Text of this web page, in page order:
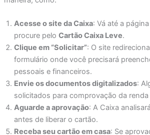
Acesse o site da Caixa: Vá até a
procure pelo Cartão Caixa Leve.
Clique em “Solicitar”: O site
formulário onde você precisará
pessoais e financeiros.
Envie os documentos digitalizados:
solicitados para comprovação da
Aguarde a aprovação: A Caixa
antes de liberar o cartão.
Receba seu cartão em casa: Se